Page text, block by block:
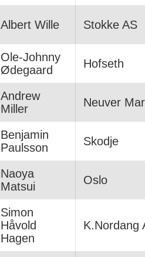
Albert Wille Stokke AS
Ole-Johnny
Ødegaard
Hofseth
Andrew
Miller
Neuver
Benjamin
Paulsson
Skodje
Naoya
Matsui
Oslo
Simon
Håvold
Hagen
K.Nordang